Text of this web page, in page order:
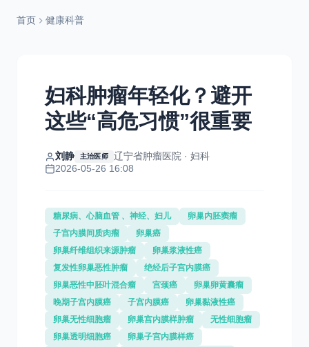
首页 健康科普
妇科肿瘤年轻化？避开
这些“高危习惯”很重要
刘静 主治医师
辽宁省肿瘤医院 · 妇科
2026-05-26 16:08
糖尿病、心脑血管 、神经、妇儿
卵巢内胚窦瘤
子宫内膜间质肉瘤
卵巢癌
卵巢纤维组织来源肿瘤
卵巢浆液性癌
复发性卵巢恶性肿瘤
绝经后子宫内膜癌
卵巢恶性中胚叶混合瘤
宫颈癌
卵巢卵黄囊瘤
晚期子宫内膜癌
子宫内膜癌
卵巢黏液性癌
卵巢无性细胞瘤
卵巢宫内膜样肿瘤
无性细胞瘤
卵巢透明细胞癌
卵巢子宫内膜样癌